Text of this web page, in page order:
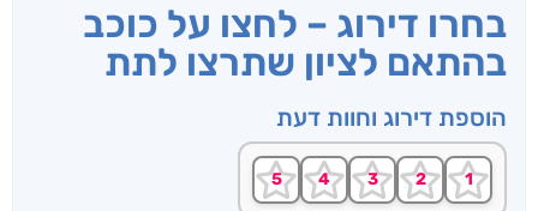
בחרו דירוג – לחצו על כוכב
בהתאם לציון שתרצו לתת
הוספת דירוג וחוות דעת